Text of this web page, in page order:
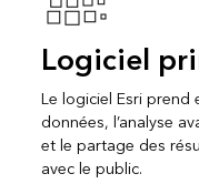
Logiciel
Le logiciel Esri prend
données, l’analyse
et le partage des
avec le public.